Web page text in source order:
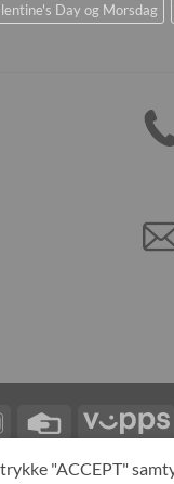
Day og Morsdag
DanKort
Credit
Card
MIN KONTO ALL
"ACCEPT"